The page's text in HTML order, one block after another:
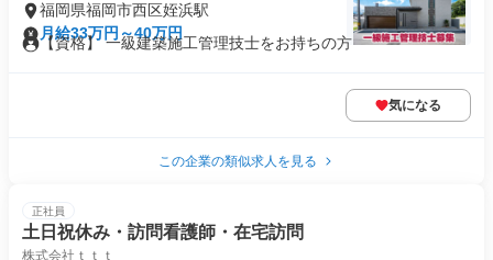
福岡県福岡市西区姪浜駅
月給33万円～40万円
【資格】 一級建築施工管理技士をお持ちの方
気になる
この企業の類似求人を見る
正社員
土日祝休み・訪問看護師・在宅訪問
株式会社ｔｔｔ